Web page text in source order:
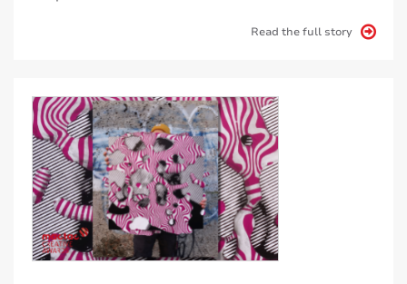
Read the full story